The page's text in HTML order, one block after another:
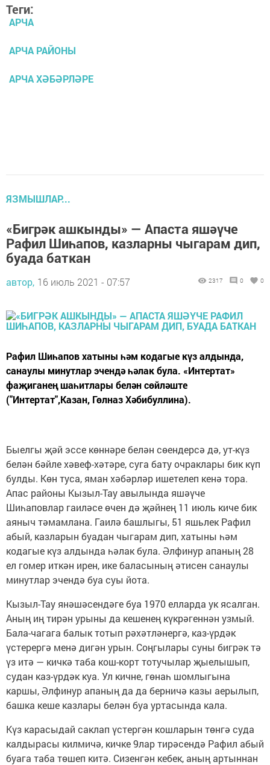
Теги:
АРЧА
АРЧА РАЙОНЫ
АРЧА ХӘБӘРЛӘРЕ
ЯЗМЫШЛАР...
«Бигрәк ашкынды» — Апаста яшәүче
Рафил Шиһапов, казларны чыгарам дип,
буада баткан
автор, 16 июль 2021 - 07:57 2317 0 0
Рафил Шиһапов хатыны һәм кодагые күз алдында,
санаулы минутлар эчендә һәлак була. «Интертат»
фаҗиганең шаһитлары белән сөйләште
("Интертат",Казан, Гөлназ Хәбибуллина).
Быелгы җәй эссе көннәре белән сөендерсә дә, ут-күз
белән бәйле хәвеф-хәтәре, суга бату очраклары бик күп
булды. Көн туса, яман хәбәрләр ишетелеп кенә тора.
Апас районы Кызыл-Тау авылында яшәүче
Шиһаповлар гаиләсе өчен дә җәйнең 11 июль киче бик
аяныч тәмамлана. Гаилә башлыгы, 51 яшьлек Рафил
абый, казларын буадан чыгарам дип, хатыны һәм
кодагые күз алдында һәлак була. Әлфинур апаның 28
ел гомер иткән ирен, ике баласының әтисен санаулы
минутлар эчендә буа суы йота.
Кызыл-Тау янәшәсендәге буа 1970 елларда ук ясалган.
Аның иң тирән урыны да кешенең күкрәгеннән узмый.
Бала-чагага балык тотып рәхәтләнергә, каз-үрдәк
үстерергә менә дигән урын. Соңгылары суны бигрәк тә
үз итә — кичкә таба кош-корт тотучылар җыелышып,
судан каз-үрдәк куа. Ул кичне, гөнаһ шомлыгына
каршы, Әлфинур апаның да да берничә казы аерылып,
башка кеше казлары белән буа уртасында кала.
Күз карасыдай саклап үстергән кошларын төнгә суда
калдырасы килмичә, кичке 9лар тирәсендә Рафил абый
буага таба төшеп китә. Сизенгән кебек, аның артыннан